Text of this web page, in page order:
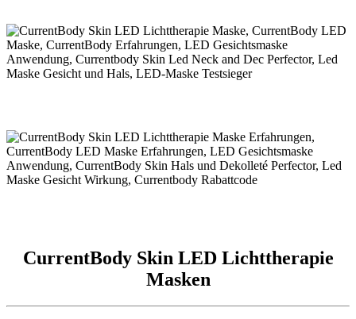
CurrentBody Skin LED Lichttherapie
Masken